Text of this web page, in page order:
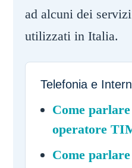
ad alcuni dei
utilizzati in Italia.
Telefonia e
Come
operatore
Come